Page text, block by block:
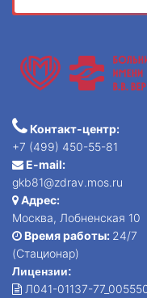
Контакт-центр:
+7 (499) 450-55-81
E-mail:
gkb81@zdrav.mos.ru
Адрес:
Москва, Лобненская 10
Время работы: 24/7
(Стационар)
Лицензии:
Л041-01137-